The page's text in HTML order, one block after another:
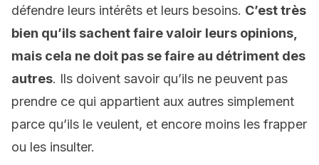
défendre leurs intérêts et leurs besoins. C’est très
bien qu’ils sachent faire valoir leurs opinions,
mais cela ne doit pas se faire au détriment des
autres. Ils doivent savoir qu’ils ne peuvent pas
prendre ce qui appartient aux autres simplement
parce qu’ils le veulent, et encore moins les frapper
ou les insulter.